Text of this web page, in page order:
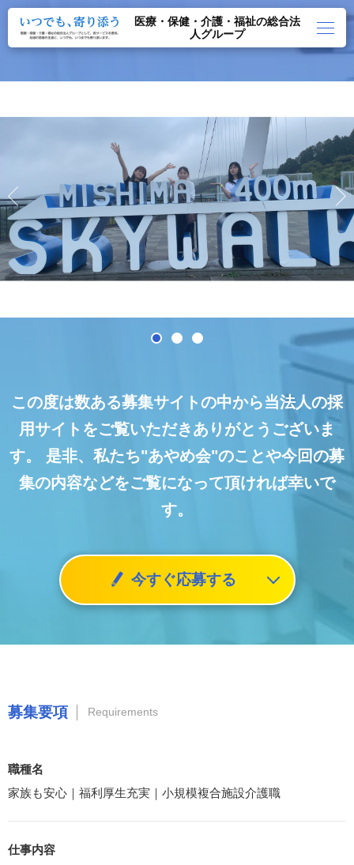
医療・保健・介護・福祉の総合法
人グループ
この度は数ある募集サイトの中から当法人の採
用サイトをご覧いただきありがとうございま
す。
是非、私たち"あやめ会"のことや今回の募
集の内容などをご覧になって頂ければ幸いで
す。
今すぐ応募する
募集要項 Requirements
職種名
家族も安心｜福利厚生充実｜小規模複合施設介護職
仕事内容